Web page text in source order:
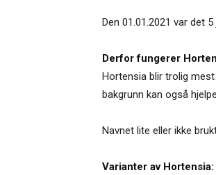
Den 01.01.2021 var det
Derfor fungerer
Hortensia blir trolig
bakgrunn kan også
Navnet lite eller ikke
Varianter av Hortensia: